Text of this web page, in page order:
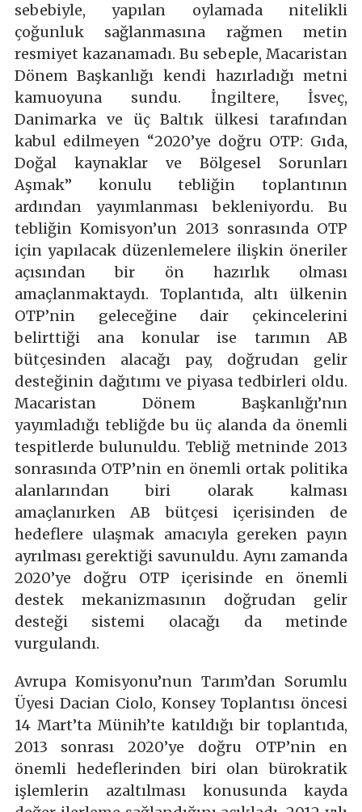
sebebiyle, yapılan oylamada nitelikli
çoğunluk sağlanmasına rağmen metin
resmiyet kazanamadı. Bu sebeple, Macaristan
Dönem Başkanlığı kendi hazırladığı metni
kamuoyuna sundu. İngiltere, İsveç,
Danimarka ve üç Baltık ülkesi tarafından
kabul edilmeyen “2020’ye doğru OTP: Gıda,
Doğal kaynaklar ve Bölgesel Sorunları
Aşmak” konulu tebliğin toplantının
ardından yayımlanması bekleniyordu. Bu
tebliğin Komisyon’un 2013 sonrasında OTP
için yapılacak düzenlemelere ilişkin öneriler
açısından bir ön hazırlık olması
amaçlanmaktaydı. Toplantıda, altı ülkenin
OTP’nin geleceğine dair çekincelerini
belirttiği ana konular ise tarımın AB
bütçesinden alacağı pay, doğrudan gelir
desteğinin dağıtımı ve piyasa tedbirleri oldu.
Macaristan Dönem Başkanlığı’nın
yayımladığı tebliğde bu üç alanda da önemli
tespitlerde bulunuldu. Tebliğ metninde 2013
sonrasında OTP’nin en önemli ortak politika
alanlarından biri olarak kalması
amaçlanırken AB bütçesi içerisinden de
hedeflere ulaşmak amacıyla gereken payın
ayrılması gerektiği savunuldu. Aynı zamanda
2020’ye doğru OTP içerisinde en önemli
destek mekanizmasının doğrudan gelir
desteği sistemi olacağı da metinde
vurgulandı.
Avrupa Komisyonu’nun Tarım’dan Sorumlu
Üyesi Dacian Ciolo, Konsey Toplantısı öncesi
14 Mart’ta Münih’te katıldığı bir toplantıda,
2013 sonrası 2020’ye doğru OTP’nin en
önemli hedeflerinden biri olan bürokratik
işlemlerin azaltılması konusunda kayda